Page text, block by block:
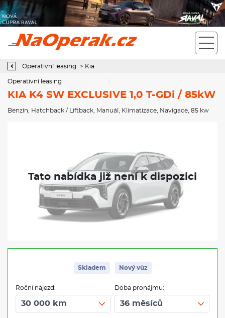
Operativní leasing KIA K4 SW EXCLUSIVE 1,0 T-GDi / 85kW
Operativní leasing > Kia
Operativní leasing
KIA K4 SW EXCLUSIVE 1,0 T-GDi / 85kW
Benzín Hatchback / Liftback Manuál Klimatizace Navigace , 85 kw
Skladem Nový vůz
Roční nájezd: Doba pronájmu: